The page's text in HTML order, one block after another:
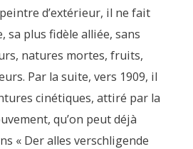
d’extérieur, il ne fait
sa plus fidèle alliée, sans
natures mortes, fruits,
Par la suite, vers 1909, il
cinétiques, attiré par la
qu’on peut déjà
« Der alles verschligende